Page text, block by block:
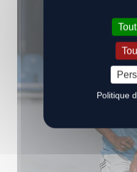
Politique